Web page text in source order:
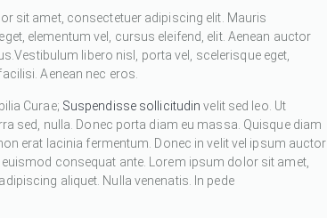
sit amet, consectetuer adipiscing elit. Mauris
elementum vel, cursus eleifend, elit. Aenean auctor
libero nisl, porta vel, scelerisque eget,
Aenean nec eros.
Curae; Suspendisse sollicitudin velit sed leo. Ut
sed, nulla. Donec porta diam eu massa. Quisque diam
erat lacinia fermentum. Donec in velit vel ipsum auctor
consequat ante. Lorem ipsum dolor sit amet,
aliquet. Nulla venenatis. In pede